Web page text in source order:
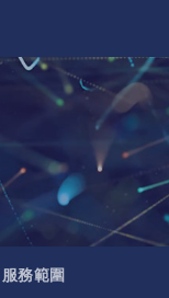
服務範圍